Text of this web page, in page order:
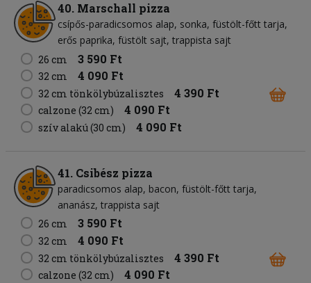
40. Marschall pizza
csípős-paradicsomos alap sonka füstölt-főtt tarja
erős paprika füstölt sajt trappista sajt
26 cm
3 590 Ft
32 cm 4 090 Ft
32 cm tönkölybúzalisztes 4 390 Ft
calzone (32 cm) 4 090 Ft
szív alakú (30 cm) 4 090 Ft
41. Csibész pizza
paradicsomos alap bacon füstölt-főtt tarja
ananász trappista sajt
26 cm
3 590 Ft
32 cm 4 090 Ft
32 cm tönkölybúzalisztes 4 390 Ft
calzone (32 cm) 4 090 Ft